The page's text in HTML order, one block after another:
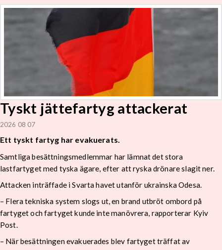
Tyskt jättefartyg attackerat
2026 08 07
Ett tyskt fartyg har evakuerats.
Samtliga besättningsmedlemmar har lämnat det stora
lastfartyget med tyska ägare, efter att ryska drönare slagit ner.
Attacken inträffade i Svarta havet utanför ukrainska Odesa.
– Flera tekniska system slogs ut, en brand utbröt ombord på
fartyget och fartyget kunde inte manövrera, rapporterar Kyiv
Post.
– När besättningen evakuerades blev fartyget träffat av